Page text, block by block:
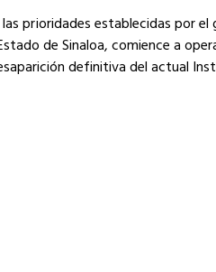
prioridades establecidas por el
de Sinaloa, comience a
definitiva del actual